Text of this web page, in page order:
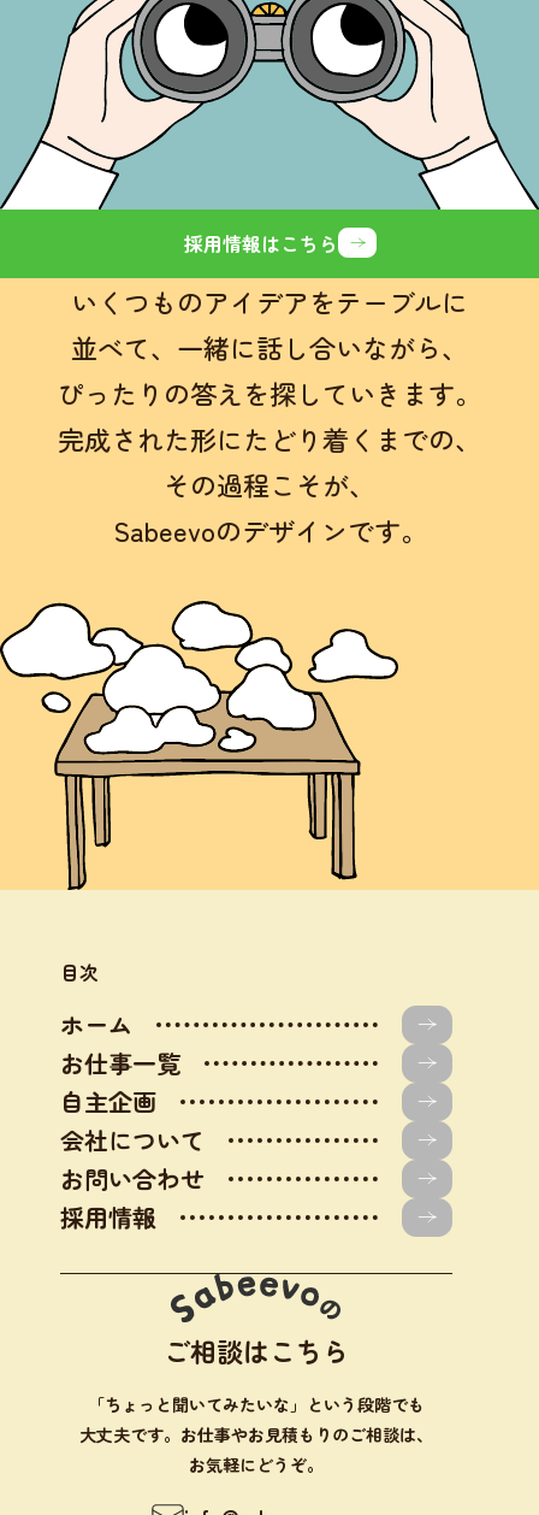
採用情報はこちら
いくつものアイデアをテーブルに
並べて、 一緒に話し合いながら、
ぴったりの答えを探していきます。
完成された形にたどり着くまでの、
その過程こそが、
Sabeevoのデザインです。
目次
ホーム
お仕事一覧
自主企画
会社について
お問い合わせ
採用情報
ご相談はこちら
「ちょっと聞いてみたいな」という段階でも
大丈夫です。お仕事やお見積もりのご相談は、
お気軽にどうぞ。